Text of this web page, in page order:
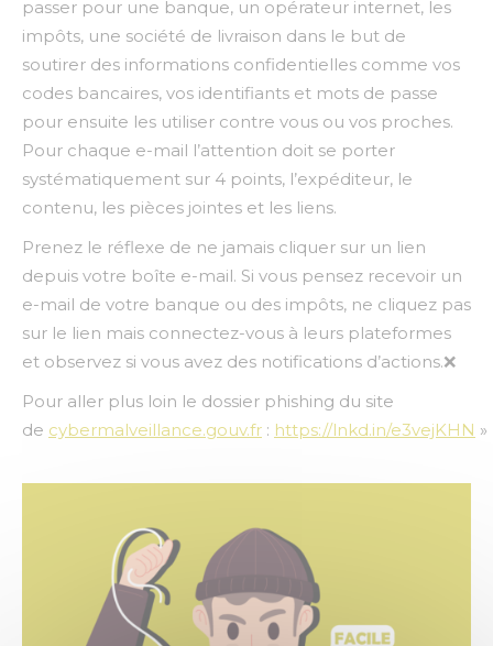
passer pour une banque, un opérateur internet, les
impôts, une société de livraison dans le but de
soutirer des informations confidentielles comme vos
codes bancaires, vos identifiants et mots de passe
pour ensuite les utiliser contre vous ou vos proches.
Pour chaque e-mail l’attention doit se porter
systématiquement sur 4 points, l’expéditeur, le
contenu, les pièces jointes et les liens.
Prenez le réflexe de ne jamais cliquer sur un lien
depuis votre boîte e-mail. Si vous pensez recevoir un
e-mail de votre banque ou des impôts, ne cliquez pas
sur le lien mais connectez-vous à leurs plateformes
et observez si vous avez des notifications d’actions.❌
Pour aller plus loin le dossier phishing du site
de cybermalveillance.gouv.fr : https://lnkd.in/e3vejKHN »